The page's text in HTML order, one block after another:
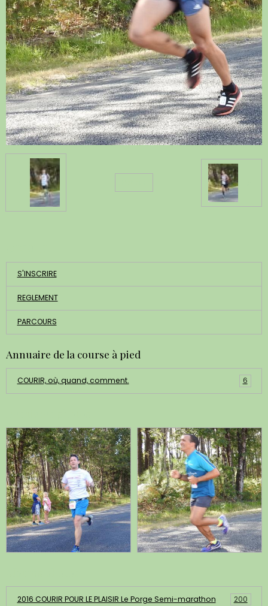
S'INSCRIRE
REGLEMENT
PARCOURS
Annuaire de la course à pied
COURIR, où, quand, comment. 6
2016 COURIR POUR LE PLAISIR Le Porge Semi-marathon 200